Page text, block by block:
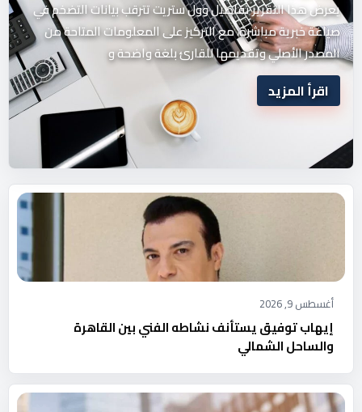
يعرض هذا التقرير تفاصيل وول ستريت تترقب بيانات التضخم في
صياغة خبرية مباشرة، مع التركيز على المعلومات المتاحة من
المصدر الأصلي وتقديمها للقارئ بلغة واضحة و
اقرأ المزيد
أغسطس 9, 2026
إيهاب توفيق يستأنف نشاطه الفني بين القاهرة
والساحل الشمالي